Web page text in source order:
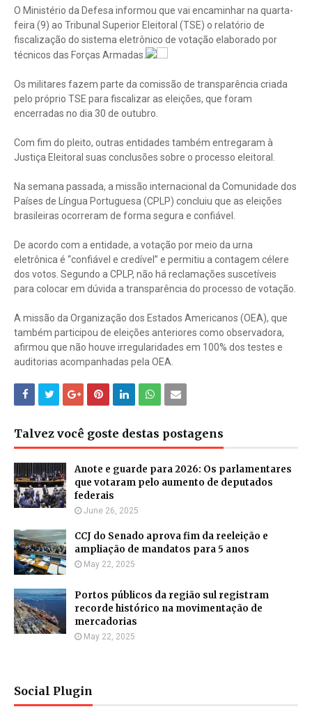
O Ministério da Defesa informou que vai encaminhar na quarta-
feira (9) ao Tribunal Superior Eleitoral (TSE) o relatório de
fiscalização do sistema eletrônico de votação elaborado por
técnicos das Forças Armadas.
Os militares fazem parte da comissão de transparência criada
pelo próprio TSE para fiscalizar as eleições, que foram
encerradas no dia 30 de outubro.
Com fim do pleito, outras entidades também entregaram à
Justiça Eleitoral suas conclusões sobre o processo eleitoral.
Na semana passada, a missão internacional da Comunidade dos
Países de Língua Portuguesa (CPLP) concluiu que as eleições
brasileiras ocorreram de forma segura e confiável.
De acordo com a entidade, a votação por meio da urna
eletrônica é “confiável e credível” e permitiu a contagem célere
dos votos. Segundo a CPLP, não há reclamações suscetíveis
para colocar em dúvida a transparência do processo de votação.
A missão da Organização dos Estados Americanos (OEA), que
também participou de eleições anteriores como observadora,
afirmou que não houve irregularidades em 100% dos testes e
auditorias acompanhadas pela OEA.
Talvez você goste destas postagens
Anote e guarde para 2026: Os parlamentares
que votaram pelo aumento de deputados
federais
June 26, 2025
CCJ do Senado aprova fim da reeleição e
ampliação de mandatos para 5 anos
May 22, 2025
Portos públicos da região sul registram
recorde histórico na movimentação de
mercadorias
May 22, 2025
Social Plugin